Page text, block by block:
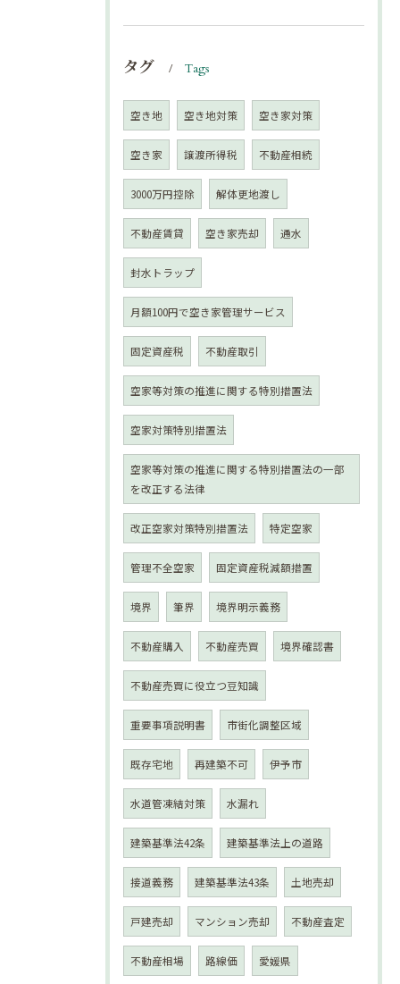
タグ Tags
空き地 空き地対策 空き家対策
空き家 譲渡所得税 不動産相続
3000万円控除 解体更地渡し
不動産賃貸 空き家売却 通水
封水トラップ
月額100円で空き家管理サービス
固定資産税 不動産取引
空家等対策の推進に関する特別措置法
空家対策特別措置法
空家等対策の推進に関する特別措置法の一部
を改正する法律
改正空家対策特別措置法 特定空家
管理不全空家 固定資産税減額措置
境界 筆界 境界明示義務
不動産購入 不動産売買 境界確認書
不動産売買に役立つ豆知識
重要事項説明書 市街化調整区域
既存宅地 再建築不可 伊予市
水道管凍結対策 水漏れ
建築基準法42条 建築基準法上の道路
接道義務 建築基準法43条 土地売却
戸建売却 マンション売却 不動産査定
不動産相場 路線価 愛媛県